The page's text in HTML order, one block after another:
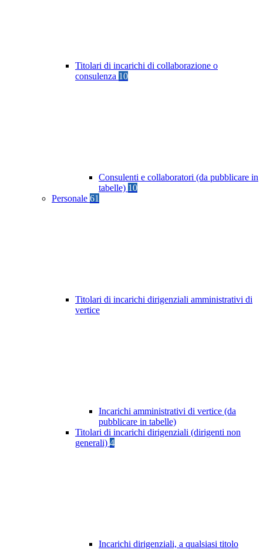
Titolari di incarichi di collaborazione o
consulenza 10
Consulenti e collaboratori (da pubblicare in
tabelle) 10
Personale 61
Titolari di incarichi dirigenziali amministrativi di
vertice
Incarichi amministrativi di vertice (da
pubblicare in tabelle)
Titolari di incarichi dirigenziali (dirigenti non
generali) 4
Incarichi dirigenziali, a qualsiasi titolo